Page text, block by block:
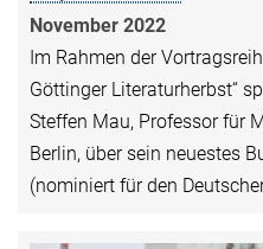
November 2022
Im Rahmen der
Göttinger Literaturherbst“
Steffen Mau, Professor für
Berlin, über sein neuestes
(nominiert für den